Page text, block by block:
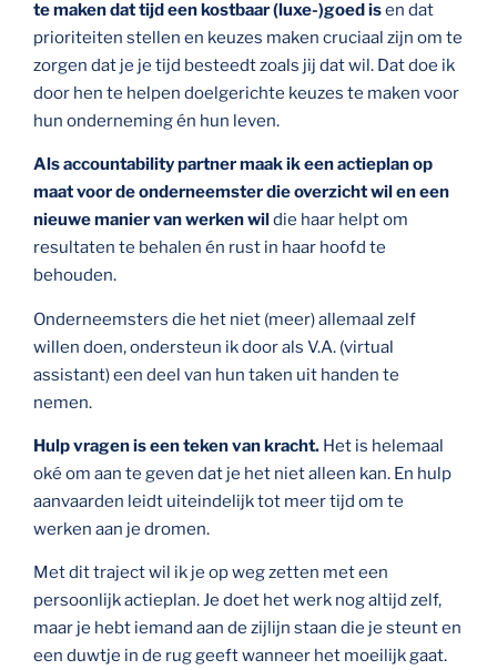
te maken dat tijd een kostbaar (luxe-)goed isen dat
prioriteiten stellen en keuzes maken cruciaal zijn om te
zorgen dat je je tijd besteedt zoals jij dat wil. Dat doe ik
door hen te helpen doelgerichte keuzes te maken voor
hun onderneming én hun leven.
Als accountability partner maak ik een actieplan op
maat voor de onderneemster die overzicht wil en een
nieuwe manier van werken wildie haar helpt om
resultaten te behalen én rust in haar hoofd te
behouden.
Onderneemsters die het niet (meer) allemaal zelf
willen doen, ondersteun ik door als V.A. (virtual
assistant) een deel van hun taken uit handen te
nemen.
Hulp vragen is een teken van kracht. Het is helemaal
oké om aan te geven dat je het niet alleen kan. En hulp
aanvaarden leidt uiteindelijk tot meer tijd om te
werken aan je dromen.
Met dit traject wil ik je op weg zetten met een
persoonlijk actieplan. Je doet het werk nog altijd zelf,
maar je hebt iemand aan de zijlijn staan die je steunt en
een duwtje in de rug geeft wanneer het moeilijk gaat.